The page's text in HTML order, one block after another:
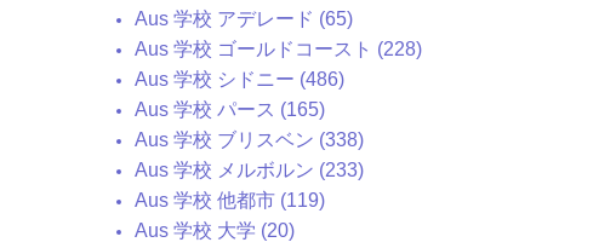
Aus 学校 アデレード (65)
Aus 学校 ゴールドコースト (228)
Aus 学校 シドニー (486)
Aus 学校 パース (165)
Aus 学校 ブリスベン (338)
Aus 学校 メルボルン (233)
Aus 学校 他都市 (119)
Aus 学校 大学 (20)